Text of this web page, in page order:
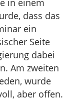
in einem
dass das
ein
Seite
dabei
Am zweiten
wurde
aber offen.